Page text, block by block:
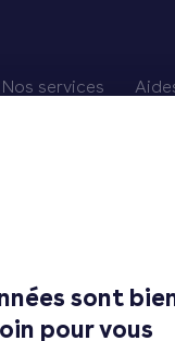
sont
pour vous
Nos services
...